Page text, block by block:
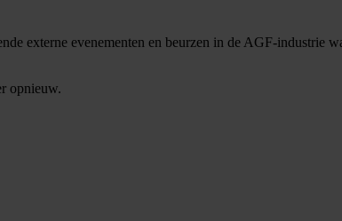
externe evenementen en beurzen in de AGF-industrie
opnieuw.